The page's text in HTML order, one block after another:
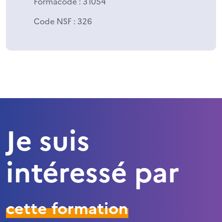
Code NSF : 326
Je suis
intéressé par
cette formation